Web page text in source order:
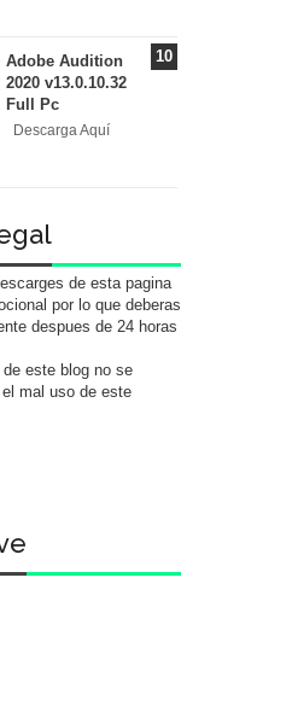
Adobe Audition
2020 v13.0.10.32
Full Pc
Descarga Aquí
de esta pagina
por lo que deberas
despues de 24 horas
este blog no se
mal uso de este